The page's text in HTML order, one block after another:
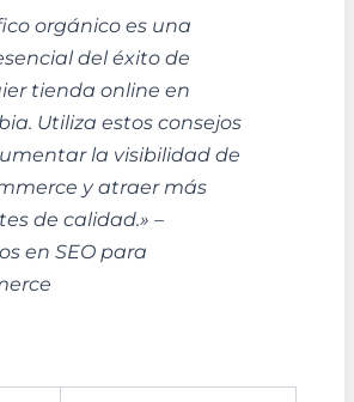
orgánico es una
del éxito de
tienda online en
Utiliza estos consejos
la visibilidad de
y atraer más
de calidad.» –
en SEO para